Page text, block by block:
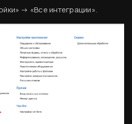
→ «Все интеграции».